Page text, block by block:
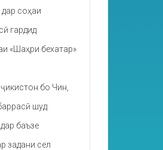
соҳаи
гардид
«Шаҳри бехатар»
бо Чин,
шуд
баъзе
задани сел